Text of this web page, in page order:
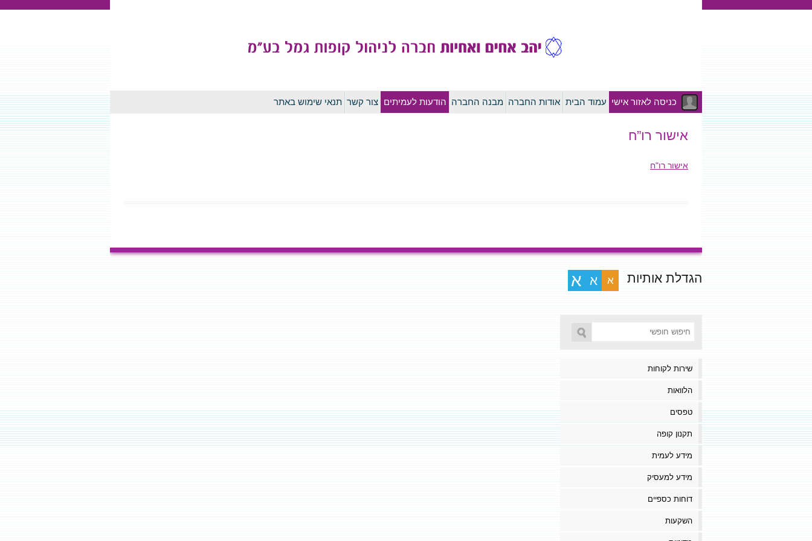
לדלג
לתוכן
כניסה לאזור אישי עמוד הבית אודות החברה מבנה החברה הודעות לעמיתים צור קשר תנאי שימוש באתר
אישור רו”ח
אישור רו"ח
הגדלת אותיות א א א
שירות לקוחות
הלוואות
טפסים
תקנון קופה
מידע לעמית
מידע למעסיק
דוחות כספיים
השקעות